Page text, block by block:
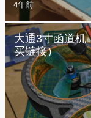
4年前
大通3寸函道机
买链接）